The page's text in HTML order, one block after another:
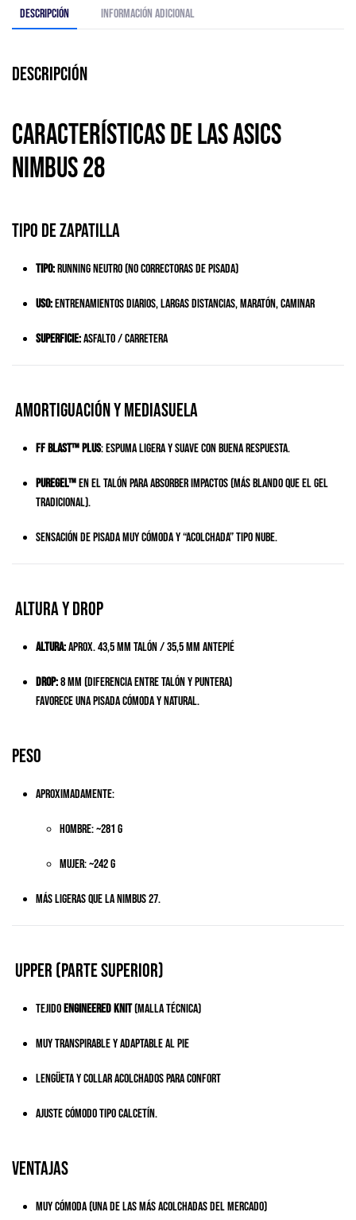
Descripción Información adicional
Descripción
Características de las ASICS
Nimbus 28
Tipo de zapatilla
Tipo:Running neutro (no correctoras de pisada)
Uso:Entrenamientos diarios, largas distancias, maratón, caminar
Superficie:Asfalto / carretera
Amortiguación y mediasuela
FF BLAST™ PLUS: espuma ligera y suave con buena respuesta.
PureGEL™en el talón para absorber impactos (más blando que el GEL
tradicional).
Sensación de pisada muy cómoda y “acolchada” tipo nube.
Altura y drop
Altura:aprox. 43,5 mm talón / 35,5 mm antepié
Drop:8 mm (diferencia entre talón y puntera)
Favorece una pisada cómoda y natural.
Peso
Aproximadamente:
Hombre: ~281 g
Mujer: ~242 g
Más ligeras que la Nimbus 27.
Upper (parte superior)
Tejidoengineered knit(malla técnica)
Muy transpirable y adaptable al pie
Lengüeta y collar acolchados para confort
Ajuste cómodo tipo calcetín.
Ventajas
Muy cómoda (una de las más acolchadas del mercado)